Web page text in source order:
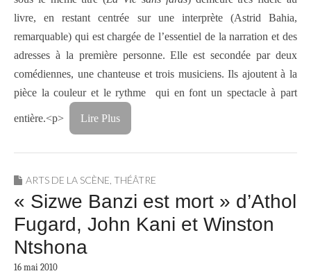
livre, en restant centrée sur une interprète (Astrid Bahia,
remarquable) qui est chargée de l’essentiel de la narration et des
adresses à la première personne. Elle est secondée par deux
comédiennes, une chanteuse et trois musiciens. Ils ajoutent à la
pièce la couleur et le rythme qui en font un spectacle à part
entière.<p> Lire Plus
ARTS DE LA SCÈNE THÉÂTRE
« Sizwe Banzi est mort » d’Athol
Fugard, John Kani et Winston
Ntshona
16 mai 2010